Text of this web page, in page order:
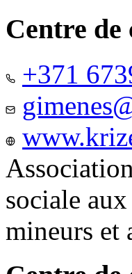
Centre
+371
sociale
mineurs et